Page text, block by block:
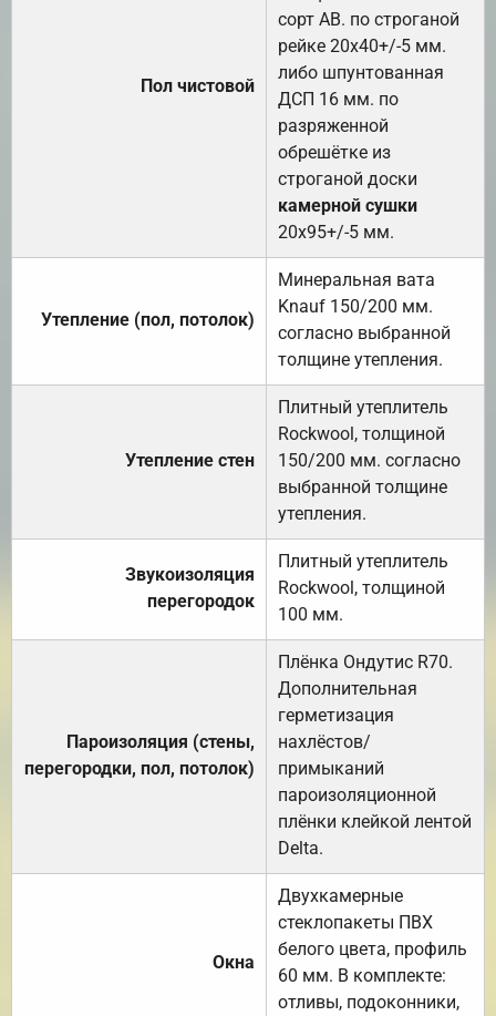
Пол чистовой
сорт АВ. по строганой
рейке 20х40+/-5 мм.
либо шпунтованная
ДСП 16 мм. по
разряженной
обрешётке из
строганой доски
камерной сушки
20х95+/-5 мм.
Утепление (пол, потолок)
Минеральная вата
Knauf 150/200 мм.
согласно выбранной
толщине утепления.
Утепление стен
Плитный утеплитель
Rockwool, толщиной
150/200 мм. согласно
выбранной толщине
утепления.
Звукоизоляция
перегородок
Плитный утеплитель
Rockwool, толщиной
100 мм.
Пароизоляция (стены,
перегородки, пол, потолок)
Плёнка Ондутис R70.
Дополнительная
герметизация
нахлёстов/
примыканий
пароизоляционной
плёнки клейкой лентой
Delta.
Окна
Двухкамерные
стеклопакеты ПВХ
белого цвета, профиль
60 мм. В комплекте:
отливы, подоконники,